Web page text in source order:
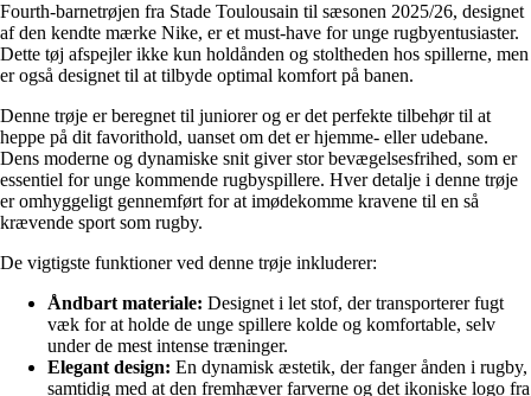
Fourth-barnetrøjen fra Stade Toulousain til sæsonen 2025/26, designet
af den kendte mærke Nike, er et must-have for unge rugbyentusiaster.
Dette tøj afspejler ikke kun holdånden og stoltheden hos spillerne, men
er også designet til at tilbyde optimal komfort på banen.
Denne trøje er beregnet til juniorer og er det perfekte tilbehør til at
heppe på dit favorithold, uanset om det er hjemme- eller udebane.
Dens moderne og dynamiske snit giver stor bevægelsesfrihed, som er
essentiel for unge kommende rugbyspillere. Hver detalje i denne trøje
er omhyggeligt gennemført for at imødekomme kravene til en så
krævende sport som rugby.
De vigtigste funktioner ved denne trøje inkluderer:
Åndbart materiale: Designet i let stof, der transporterer fugt
væk for at holde de unge spillere kolde og komfortable, selv
under de mest intense træninger.
Elegant design: En dynamisk æstetik, der fanger ånden i rugby,
samtidig med at den fremhæver farverne og det ikoniske logo fra